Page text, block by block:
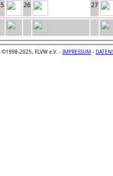
26 27
2025, FLVW e.V. - IMPRESSUM -